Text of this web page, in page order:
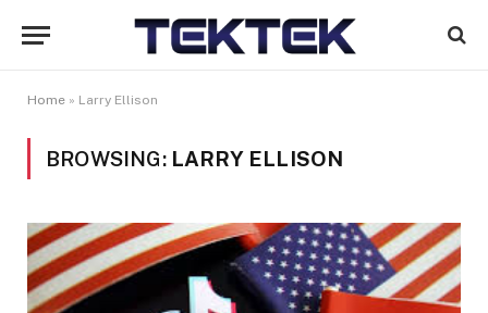
Home » Larry Ellison
BROWSING: LARRY ELLISON